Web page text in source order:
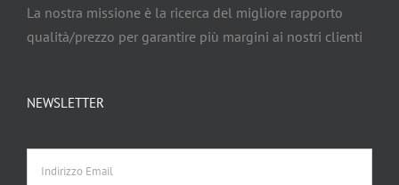
La nostra missione è la ricerca del migliore rapporto
qualità/prezzo per garantire più margini ai nostri clienti
NEWSLETTER
Indirizzo
Email